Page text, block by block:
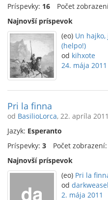
Príspevky: 16 Počet
Najnovší príspevok
(eo) Un
(helpo!)
od kihxote
24. mája 2011
Pri la finna
od BasilioLorca, 22. apríla 2011
Jazyk: Esperanto
Príspevky: 3 Počet zobrazení:
Najnovší príspevok
(eo) Pri la
od darkweasel
2. mája 2011